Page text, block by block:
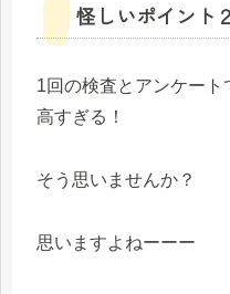
怪しいポイント
1回の検査とアンケー
高すぎる！
そう思いませんか？
思いますよねーーー